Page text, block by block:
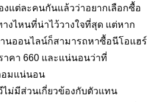
แต่ละคนกันแล้วว่าอยากเลือกซื้อ
งไหนที่น่าไว้วางใจที่สุด แต่หาก
นออนไลน์ก็สามารถหาซื้อนีโอแฮร์
าคา 660 และแน่นอนว่าที่
อมแน่นอน
ม่มีส่วนเกี่ยวข้องกับตัวแทน